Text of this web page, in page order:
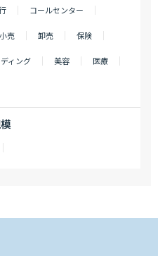
コールセンター
小売 卸売 保険
ィング 美容 医療